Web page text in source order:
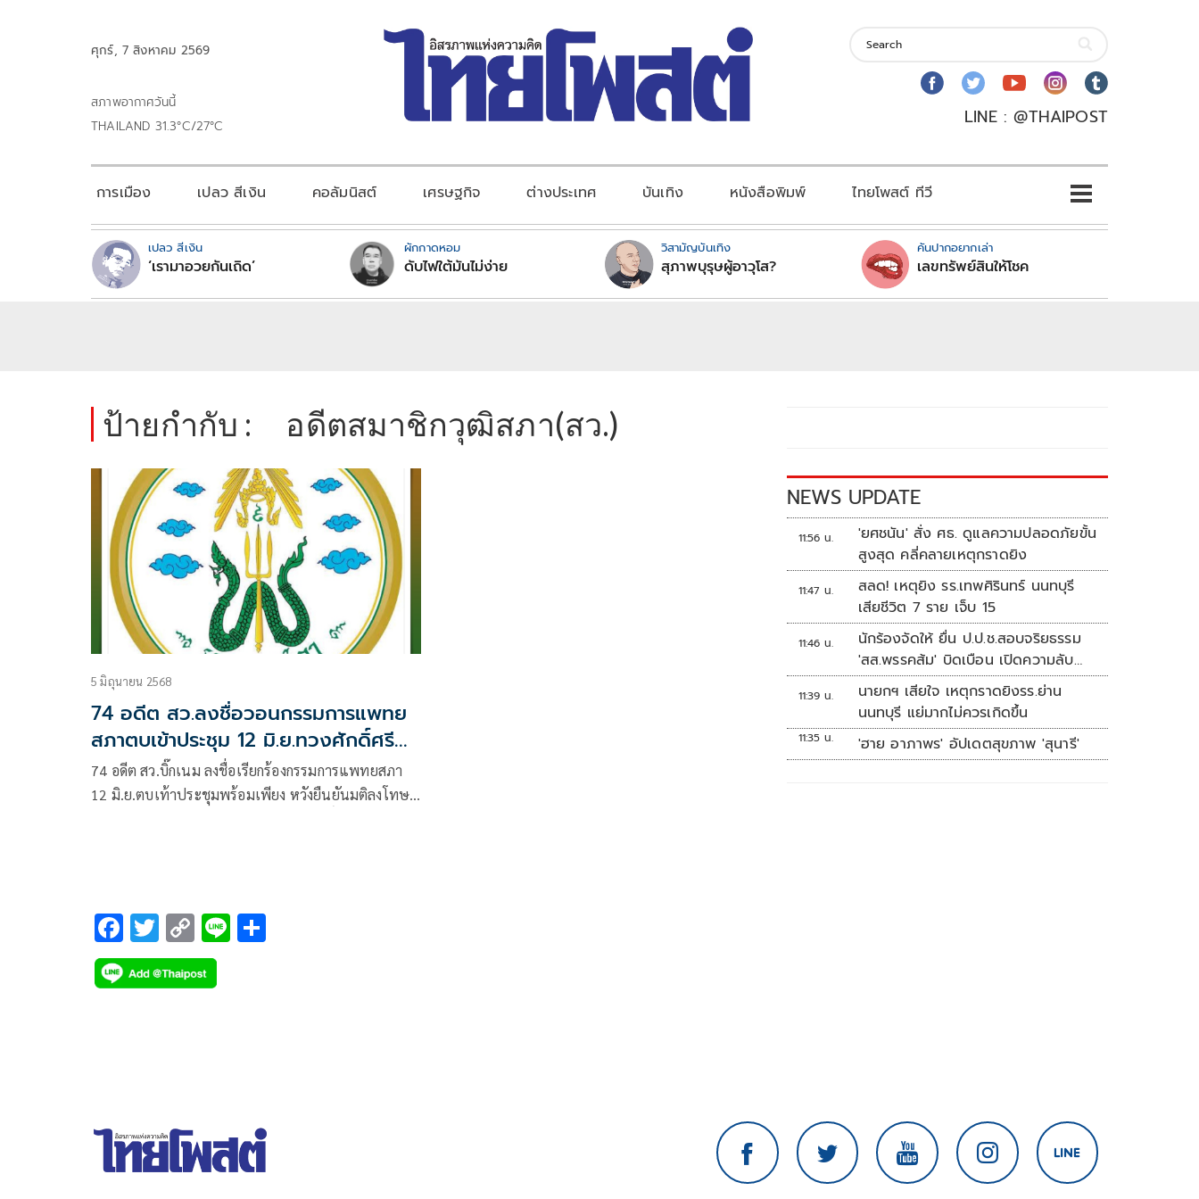
ศุกร์, 7 สิงหาคม 2569
สภาพอากาศวันนี้
THAILAND 31.3°C/27°C
LINE : @THAIPOST
การเมือง เปลว สีเงิน คอลัมนิสต์ เศรษฐกิจ ต่างประเทศ บันเทิง หนังสือพิมพ์ ไทยโพสต์ ทีวี
เปลว สีเงิน
‘เรามาอวยกันเถิด’
ผักกาดหอม
ดับไฟใต้มันไม่ง่าย
วิสามัญบันเทิง
สุภาพบุรุษผู้อาวุโส?
คันปากอยากเล่า
เลขทรัพย์สินให้โชค
ป้ายกำกับ : อดีตสมาชิกวุฒิสภา(สว.)
5 มิถุนายน 2568
74 อดีต สว.ลงชื่อวอนกรรมการแพทย
สภาตบเข้าประชุม 12 มิ.ย.ทวงศักดิ์ศรี
วงการแพทย์
74 อดีต สว.บิ๊กเนม ลงชื่อเรียกร้องกรรมการแพทยสภา
12 มิ.ย.ตบเท้าประชุมพร้อมเพียง หวังยืนยันมติลงโทษ
F
ac
e
T
wi
tt
C
o
p
Li
NEWS UPDATE
11:56 น.
'ยศชนัน' สั่ง ศธ. ดูแลความปลอดภัยขั้น
สูงสุด คลี่คลายเหตุกราดยิง
11:47 น.
สลด! เหตุยิง รร.เทพศิรินทร์ นนทบุรี
เสียชีวิต 7 ราย เจ็บ 15
11:46 น.
นักร้องจัดให้ ยื่น ป.ป.ช.สอบจริยธรรม
'สส.พรรคส้ม' บิดเบือน เปิดความลับ
'บังเกอร์ทหาร'
11:39 น.
นายกฯ เสียใจ เหตุกราดยิงรร.ย่าน
นนทบุรี แย่มากไม่ควรเกิดขึ้น
11:35 น. 'ฮาย อาภาพร' อัปเดตสุขภาพ 'สุนารี'